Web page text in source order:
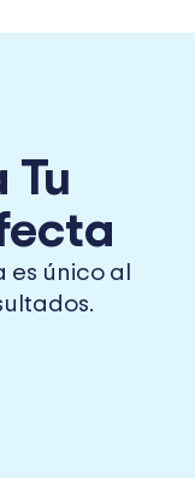
Tu
único al